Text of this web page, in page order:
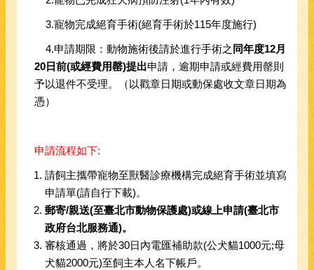
3.寵物完成絕育手術(絕育手術於115年度施行)
4.申請期限：動物施術後請於進行手術之 同年度12月
20 日前(或經費用罄)提出申請，逾期申請或經費用罄則
予以退件不受理。（以戳章日期或動保處收文章日期為
憑）
申請流程如下:
請飼主攜帶寵物至獸醫診療機構完成絕育手術並填寫
申請單(請自行下載)。
郵寄/親送(至臺北市動物保護處)或線上申請(臺北市
政府台北服務通)。
審核通過，將於30日內電匯補助款(公犬貓1000元;母
犬貓2000元)至飼主本人名下帳戶。